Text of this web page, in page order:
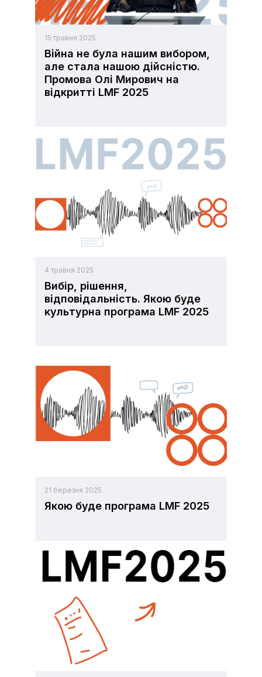
15 травня 2025
Війна не була нашим вибором,
але стала нашою дійсністю.
Промова Олі Мирович на
відкритті LMF 2025
4 травня 2025
Вибір, рішення,
відповідальність. Якою буде
культурна програма LMF 2025
21 березня 2025
Якою буде програма LMF 2025